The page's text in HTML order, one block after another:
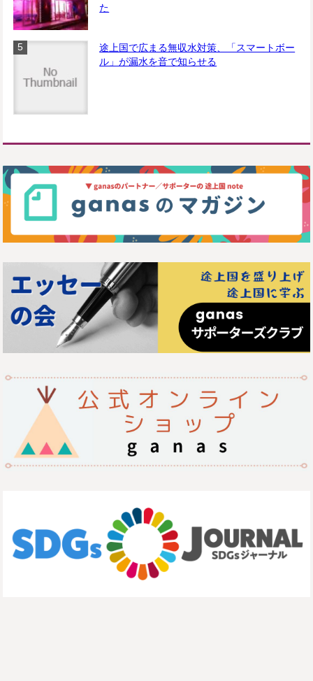
た
途上国で広まる無収水対策、「スマートボー
ル」が漏水を音で知らせる